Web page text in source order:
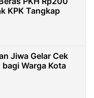
KPK Tangkap
Jiwa Gelar Cek
Warga Kota